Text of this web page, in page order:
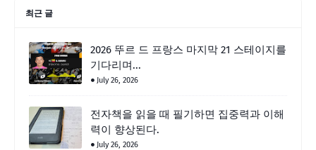
최근 글
2026 뚜르 드 프랑스 마지막 21 스테이지를
기다리며...
July 26, 2026
전자책을 읽을 때 필기하면 집중력과 이해
력이 향상된다.
July 26, 2026